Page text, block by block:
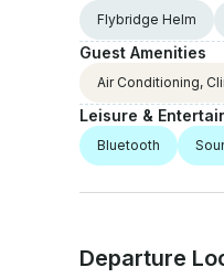
Flybridge Helm
Guest Amenities
Air Conditioning,
Leisure &
Bluetooth
Departure